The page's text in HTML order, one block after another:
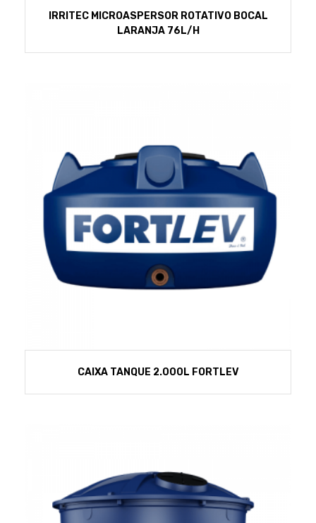
IRRITEC MICROASPERSOR ROTATIVO BOCAL
LARANJA 76L/H
CAIXA TANQUE 2.000L FORTLEV